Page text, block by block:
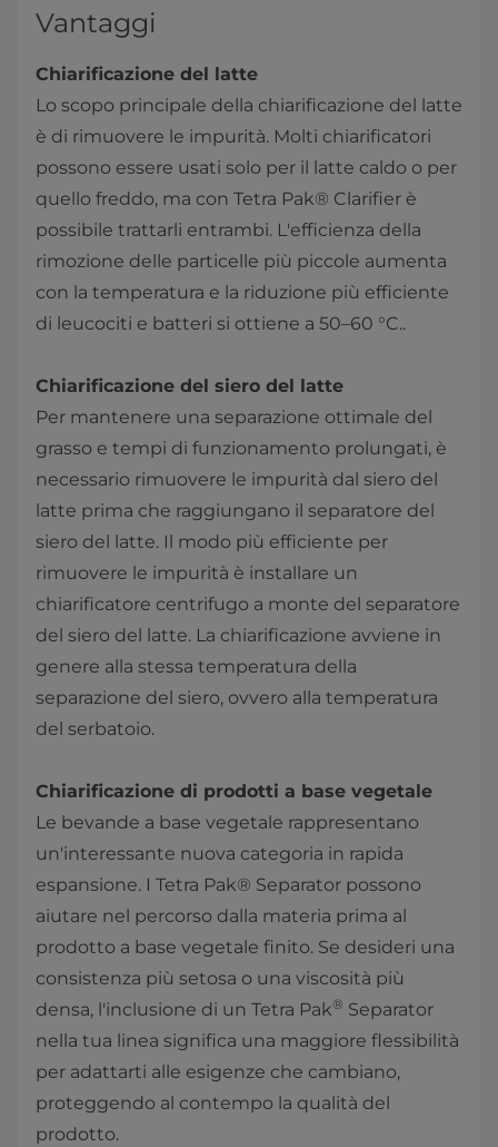
Vantaggi
Chiarificazione del latte
Lo scopo principale della chiarificazione del latte
è di rimuovere le impurità. Molti chiarificatori
possono essere usati solo per il latte caldo o per
quello freddo, ma con Tetra Pak® Clarifier è
possibile trattarli entrambi. L'efficienza della
rimozione delle particelle più piccole aumenta
con la temperatura e la riduzione più efficiente
di leucociti e batteri si ottiene a 50–60 °C..​​​​​
Chiarificazione del siero del latte
Per mantenere una separazione ottimale del
grasso e tempi di funzionamento prolungati, è
necessario rimuovere le impurità dal siero del
latte prima che raggiungano il separatore del
siero del latte. Il modo più efficiente per
rimuovere le impurità è installare un
chiarificatore centrifugo a monte del separatore
del siero del latte. La chiarificazione avviene in
genere alla stessa temperatura della
separazione del siero, ovvero alla temperatura
del serbatoio.
Chiarificazione di prodotti a base vegetale
Le bevande a base vegetale rappresentano
un'interessante nuova categoria in rapida
espansione. I Tetra Pak® Separator possono
aiutare nel percorso dalla materia prima al
prodotto a base vegetale finito. Se desideri una
consistenza più setosa o una viscosità più
densa, l'inclusione di un Tetra Pak® Separator
nella tua linea significa una maggiore flessibilità
per adattarti alle esigenze che cambiano,
proteggendo al contempo la qualità del
prodotto.